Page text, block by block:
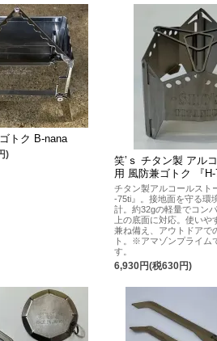
トク B-nana
)
笑’ｓ チタン製 アル
用 風防兼ゴトク 『H-
チタン製アルコールスト
-75ti』。接地面を守る環
計。約32gの軽量でコン
上の底面に対応。使いや
兼ね備え、アウトドアで
ト。※アマゾンプライム
す。
6,930円(税630円)